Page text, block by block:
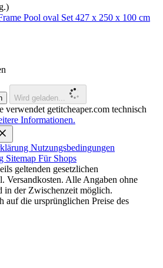
Pool oval Set 427 x 250 x 100 cm
Wird geladen...
verwendet getitcheaper.com technisch
Informationen.
Nutzungsbedingungen
Sitemap Für Shops
geltenden gesetzlichen
Versandkosten. Alle Angaben ohne
in der Zwischenzeit möglich.
auf die ursprünglichen Preise des